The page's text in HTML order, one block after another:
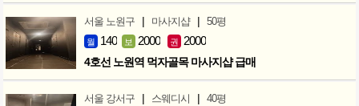
서울 노원구 | 마사지샵 | 50평
월 140 보 2000 권 2000
4호선 노원역 먹자골목 마사지샵 급매
서울 강서구 | 스웨디시 | 40평